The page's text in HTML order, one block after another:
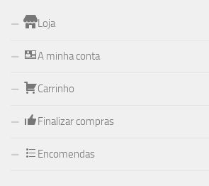
Loja
A minha conta
Carrinho
Finalizar compras
Encomendas